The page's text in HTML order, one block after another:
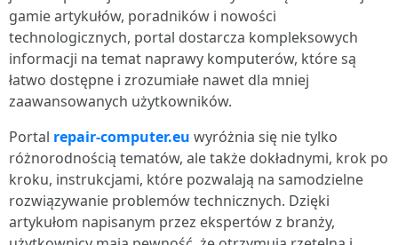
gamie artykułów, poradników i nowości
technologicznych, portal dostarcza kompleksowych
informacji na temat naprawy komputerów, które są
łatwo dostępne i zrozumiałe nawet dla mniej
zaawansowanych użytkowników.
Portal repair-computer.eu wyróżnia się nie tylko
różnorodnością tematów, ale także dokładnymi, krok po
kroku, instrukcjami, które pozwalają na samodzielne
rozwiązywanie problemów technicznych. Dzięki
artykułom napisanym przez ekspertów z branży,